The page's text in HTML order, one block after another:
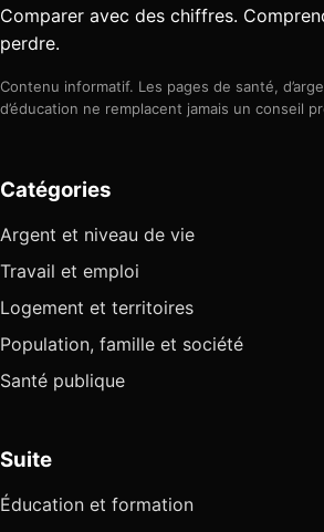
Comparer avec des chiffres.
perdre.
Contenu informatif. Les pages de santé,
d’éducation ne remplacent jamais un conseil
Catégories
Argent et niveau de vie
Travail et emploi
Logement et territoires
Population, famille et société
Santé publique
Suite
Éducation et formation